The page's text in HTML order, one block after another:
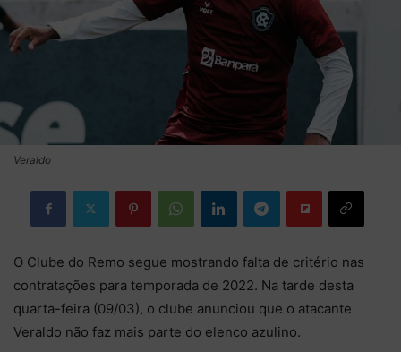
Veraldo
O Clube do Remo segue mostrando falta de critério nas
contratações para temporada de 2022. Na tarde desta
quarta-feira (09/03), o clube anunciou que o atacante
Veraldo não faz mais parte do elenco azulino.